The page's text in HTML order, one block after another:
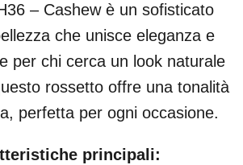
– Cashew è un sofisticato
che unisce eleganza e
per chi cerca un look naturale
rossetto offre una tonalità
perfetta per ogni occasione.
principali: